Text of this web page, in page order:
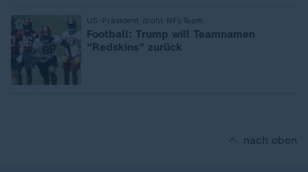
US-Präsident droht NFL-Team
Football: Trump will Teamnamen
"Redskins" zurück
nach oben